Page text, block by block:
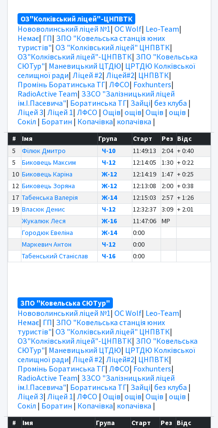
ОЗ"Колківський ліцей"-ЦНПВТК
Нововолинський ліцей №1| OC Wolf| Leo-Team|
Немає| ГП| ЗПО "Ковельська станція юних
туристів"| ОЗ "Колківський ліцей" ЦНПВТК|
ОЗ"Колківський ліцей"-ЦНПВТК| ЗПО "Ковельська
СЮТур"| Маневицький ЦТДЮ| ЦРТДЮ Колківської
селищної ради| Ліцей #2| Ліцей#2| ЦНПВТК|
Промінь Боратинська ТГ| ЛФСО| Foxhunters|
RadioActive Team| ЗЗСО "Залізницький ліцей
ім.І.Пасевича"| Боратинська ТГ| Зайці| без клуба |
Ліцей 3| Ліцей 1| ЛФСО | Ощів| ощів| Ощів | ощів |
Сокіл | Боратин | Копачівка| копачівка |
# Імя Група Старт Рез Відс
5
Філюк Дмитро Ч-10 11:49:13 2:04 + 0:40
5
Биковець Максим Ч-12 12:14:05 1:30 + 0:22
10 Биковець Каріна Ж-12 12:14:19 1:47 + 0:25
12 Биковець Зоряна Ж-12 12:13:08 2:00 + 0:38
17 Табенська Валерія Ж-14 12:15:03 2:57 + 1:26
19 Власюк Денис Ч-12 12:32:37 3:09 + 2:01
Жукалюк Леся
Ж-16 11:47:06
MP
Городюк Евеліна
Ж-14
0:00
Маркевич Антон
Ч-12
0:00
Табенський Станіслав
Ч-16 0:00
ЗПО "Ковельська СЮТур"
Нововолинський ліцей №1| OC Wolf| Leo-Team|
Немає| ГП| ЗПО "Ковельська станція юних
туристів"| ОЗ "Колківський ліцей" ЦНПВТК|
ОЗ"Колківський ліцей"-ЦНПВТК| ЗПО "Ковельська
СЮТур"| Маневицький ЦТДЮ| ЦРТДЮ Колківської
селищної ради| Ліцей #2| Ліцей#2| ЦНПВТК|
Промінь Боратинська ТГ| ЛФСО| Foxhunters|
RadioActive Team| ЗЗСО "Залізницький ліцей
ім.І.Пасевича"| Боратинська ТГ| Зайці| без клуба |
Ліцей 3| Ліцей 1| ЛФСО | Ощів| ощів| Ощів | ощів |
Сокіл | Боратин | Копачівка| копачівка |
# Імя Група Старт Рез
Відс